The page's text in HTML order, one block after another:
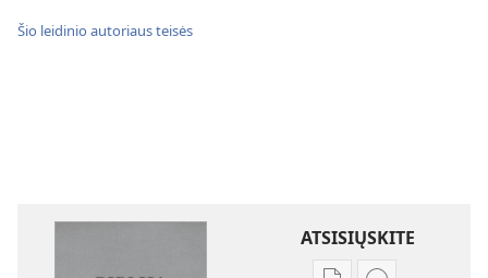
Šio leidinio autoriaus teisės
ATSISIŲSKITE